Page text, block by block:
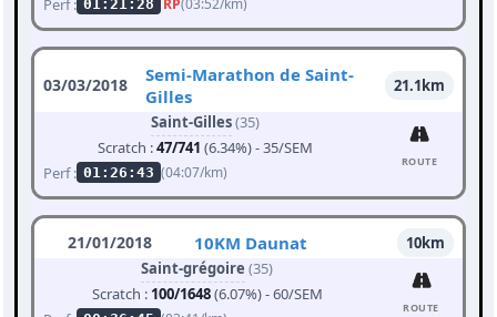
01:21:28 RP(03:52/km)
03/03/2018
Semi-Marathon de Saint-
Gilles
21.1km
Saint-Gilles(35)
Scratch :47/741 (6.34%) - 35/SEM
Perf : 01:26:43 (04:07/km)
ROUTE
21/01/2018 10KM Daunat
10km
Saint-grégoire (35)
Scratch : 100/1648(6.07%) - 60/SEM
ROUTE